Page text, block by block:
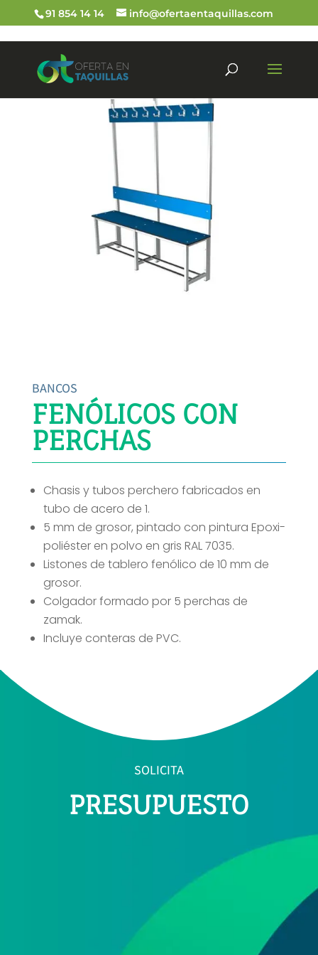
91 854 14 14 info@ofertaentaquillas.com
BANCOS
FENÓLICOS CON
PERCHAS
Chasis y tubos perchero fabricados en
tubo de acero de 1.
5 mm de grosor, pintado con pintura Epoxi-
poliéster en polvo en gris RAL 7035.
Listones de tablero fenólico de 10 mm de
grosor.
Colgador formado por 5 perchas de
zamak.
Incluye conteras de PVC.
SOLICITA
PRESUPUESTO